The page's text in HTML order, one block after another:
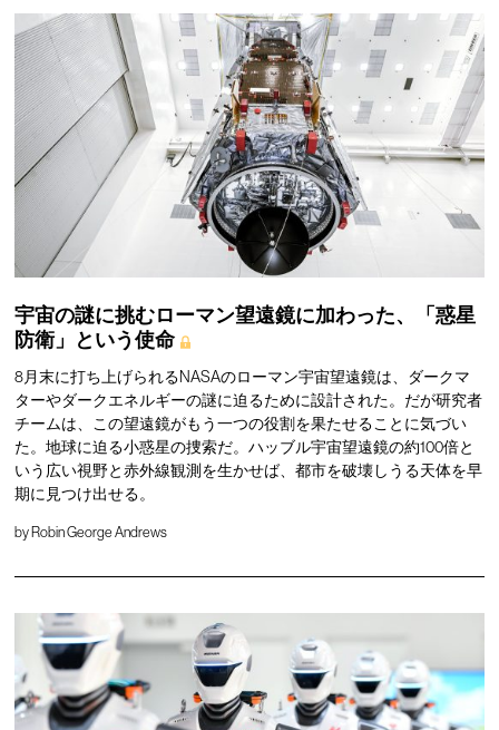
宇宙の謎に挑むローマン望遠鏡に加わった、「惑星
防衛」という使命
8月末に打ち上げられるNASAのローマン宇宙望遠鏡は、ダークマ
ターやダークエネルギーの謎に迫るために設計された。だが研究者
チームは、この望遠鏡がもう一つの役割を果たせることに気づい
た。地球に迫る小惑星の捜索だ。ハッブル宇宙望遠鏡の約100倍と
いう広い視野と赤外線観測を生かせば、都市を破壊しうる天体を早
期に見つけ出せる。
by Robin George Andrews